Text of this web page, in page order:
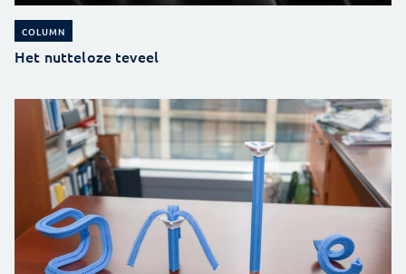
COLUMN
Het nutteloze teveel